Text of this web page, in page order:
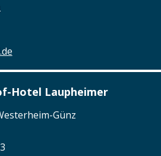
Hotel Laupheimer
Günz